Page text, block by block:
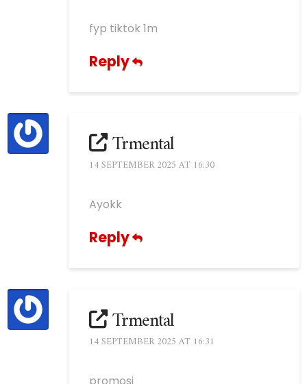
fyp tiktok 1m
Reply
Trmental
14 SEPTEMBER 2025 AT 16:30
Ayokk
Reply
Trmental
14 SEPTEMBER 2025 AT 16:31